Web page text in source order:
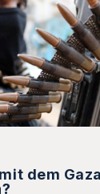
dem